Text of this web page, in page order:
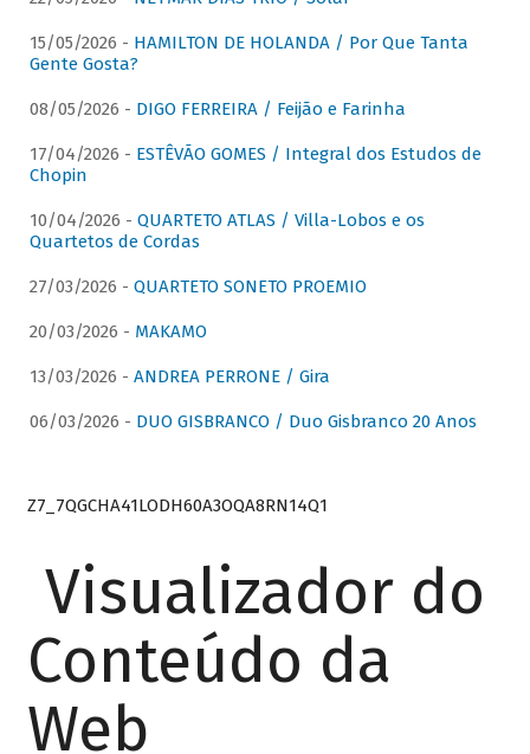
15/05/2026 - HAMILTON DE HOLANDA / Por Que Tanta
Gente Gosta?
08/05/2026 - DIGO FERREIRA / Feijão e Farinha
17/04/2026 - ESTÊVÃO GOMES / Integral dos Estudos de
Chopin
10/04/2026 - QUARTETO ATLAS / Villa-Lobos e os
Quartetos de Cordas
27/03/2026 - QUARTETO SONETO PROEMIO
20/03/2026 - MAKAMO
13/03/2026 - ANDREA PERRONE / Gira
06/03/2026 - DUO GISBRANCO / Duo Gisbranco 20 Anos
Z7_7QGCHA41LODH60A3OQA8RN14Q1
Visualizador do
Conteúdo da
Web